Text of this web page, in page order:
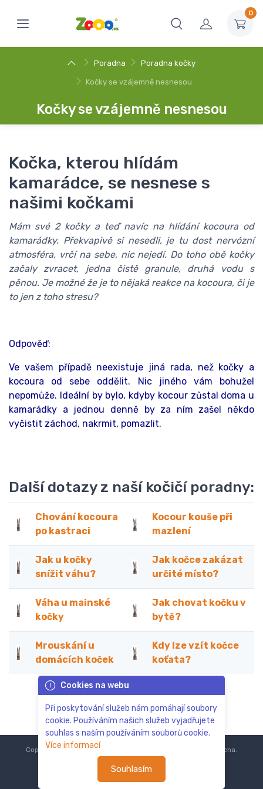
0
Poradna Poradna kočky
Kočky se vzájemně nesnesou
Kočky se vzájemně nesnesou
Kočka, kterou hlídám
kamarádce, se nesnese s
našimi kočkami
Mám své 2 kočky a teď navíc na hlídání kocoura od
kamarádky. Překvapivě si nesedli, je tu dost nervózní
atmosféra, vrčí na sebe, nic nejedí. Do toho obě kočky
začaly zvracet, jedna čistě granule, druhá vodu s
pěnou. Je možné že je to nějaká reakce na kocoura, či je
to jen z toho stresu?
Odpověď:
Ve vašem případě neexistuje jiná rada, než kočky a
kocoura od sebe oddělit. Nic jiného vám bohužel
nepomůže. Ideální by bylo, kdyby kocour zůstal doma u
kamarádky a jednou denně by za ním zašel někdo
vyčistit záchod, nakrmit, pomazlit.
Další dotazy z naší kočičí poradny:
Chování kocoura
po kastraci
Kocour kouše při
mazlení
Jak u kočky
snížit váhu?
Jak kočce zakázat
určité místo?
Váha u mainské
kočky
Jak chovat kočku v
bytě?
Mrouskání u
domácích koček
Kdy lze vzít kočce
koťata?
Cookies na webu
Při poskytování služeb nám pomáhají soubory
cookie. Používáním našich služeb vyjadřujete
souhlas s naším používáním souborů cookie.
Více informací
Souhlasím
Copyright © 2018-2024 Všechna práva vyhrazena.